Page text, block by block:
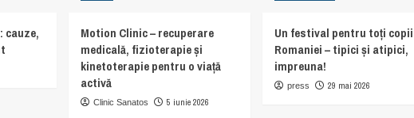
cauze,
Motion Clinic – recuperare
medicală, fizioterapie și
kinetoterapie pentru o viață
activă
Clinic Sanatos 5 iunie 2026
Un festival pentru toți
Romaniei – tipici și atipici,
impreuna!
press 29 mai 2026